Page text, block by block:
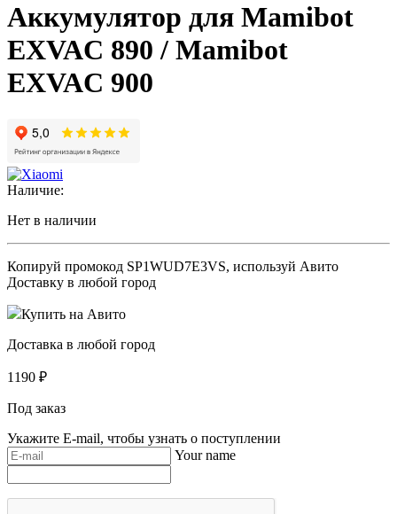
Аккумулятор для Mamibot
EXVAC 890 / Mamibot
EXVAC 900
Наличие:
Нет в наличии
Копируй промокод SP1WUD7E3VS, используй Авито
Доставку в любой город
Купить на Авито
Доставка в любой город
1190 ₽
Под заказ
Укажите E-mail, чтобы узнать о поступлении
Your name